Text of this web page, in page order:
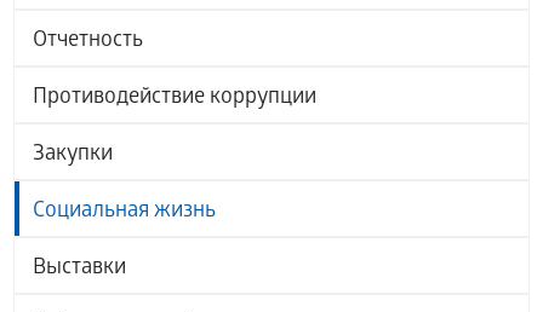
Отчетность
Противодействие коррупции
Закупки
Социальная жизнь
Выставки